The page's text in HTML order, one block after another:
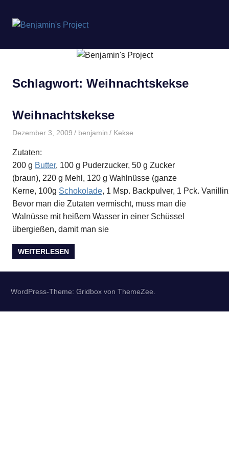
springen
Project
Schlagwort: Weihnachtskekse
Weihnachtskekse
Dezember 3, 2009 benjamin Kekse
Zutaten:
200 g Butter, 100 g Puderzucker, 50 g Zucker
(braun), 220 g Mehl, 120 g Wahlnüsse (ganze
Kerne, 100g Schokolade, 1 Msp. Backpulver, 1 Pck.
Bevor man die Zutaten vermischt, muss man die
Walnüsse mit heißem Wasser in einer Schüssel
übergießen, damit man sie
WEITERLESEN
WordPress-Theme: Gridbox von ThemeZee.